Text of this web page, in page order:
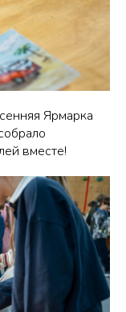
Ярмарка
вместе!